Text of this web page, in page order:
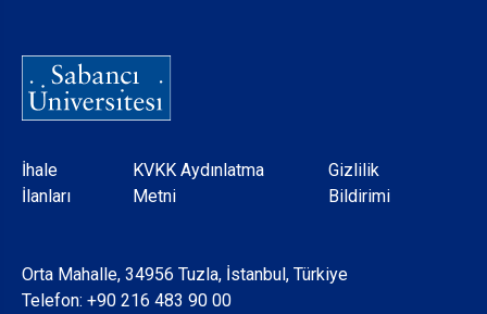
Dipnot
İhale
İlanları
KVKK Aydınlatma
Metni
Gizlilik
Bildirimi
Orta Mahalle, 34956 Tuzla, İstanbul, Türkiye
Telefon: +90 216 483 90 00